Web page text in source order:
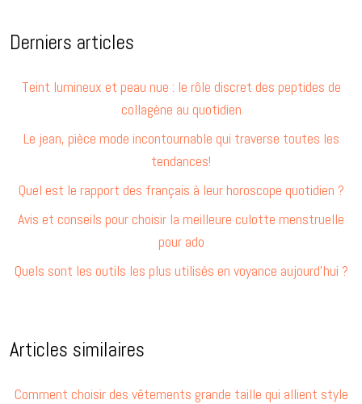
Derniers articles
Teint lumineux et peau nue : le rôle discret des peptides de
collagène au quotidien
Le jean, pièce mode incontournable qui traverse toutes les
tendances!
Quel est le rapport des français à leur horoscope quotidien ?
Avis et conseils pour choisir la meilleure culotte menstruelle
pour ado
Quels sont les outils les plus utilisés en voyance aujourd’hui ?
Articles similaires
Comment choisir des vêtements grande taille qui allient style